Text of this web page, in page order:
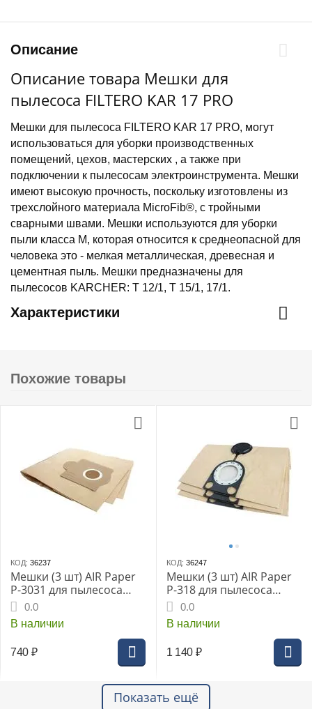
Описание
Описание товара Мешки для
пылесоса FILTERO KAR 17 PRO
Мешки для пылесоса FILTERO KAR 17 PRO, могут
использоваться для уборки производственных
помещений, цехов, мастерских , а также при
подключении к пылесосам электроинструмента. Мешки
имеют высокую прочность, поскольку изготовлены из
трехслойного материала MicroFib®, с тройными
сварными швами. Мешки используются для уборки
пыли класса М, которая относится к среднеопасной для
человека это - мелкая металлическая, древесная и
цементная пыль. Мешки предназначены для
пылесосов KARCHER: T 12/1, T 15/1, 17/1.
Характеристики
Похожие товары
КОД: 36237
Мешки (3 шт) AIR Paper
P-3031 для пылесоса
HITACHI WDE 3600
0.0
В наличии
740 ₽
КОД: 36247
Мешки (3 шт) AIR Paper
P-318 для пылесоса
BOSCH GAS 50
0.0
В наличии
1 140 ₽
Показать ещё